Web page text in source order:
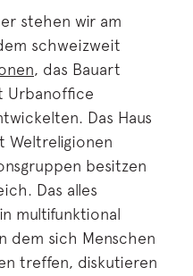
stehen wir am
schweizweit
, das Bauart
Urbanoffice
Das Haus
Weltreligionen
besitzen
Das alles
multifunktional
dem sich Menschen
treffen, diskutieren